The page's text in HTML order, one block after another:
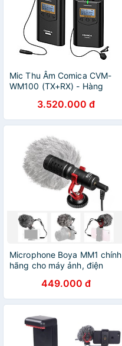
Mic Thu Âm Comica CVM-
WM100 (TX+RX) - Hàng
3.520.000 đ
Microphone Boya MM1 chính
hãng cho máy ảnh, điện
449.000 đ